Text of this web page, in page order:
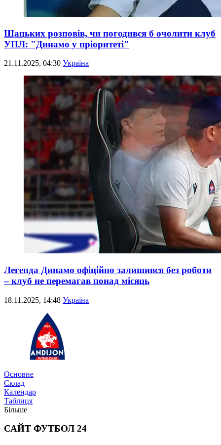
Шацьких розповів, чи погодився б очолити клуб
УПЛ: "Динамо у пріоритеті"
21.11.2025, 04:30 Україна
Легенда Динамо офіційно залишився без роботи
– клуб не перемагав понад місяць
18.11.2025, 14:48 Україна
Трансфери
Основне
Склад
Календар
Таблиця
Більше
САЙТ ФУТБОЛ 24